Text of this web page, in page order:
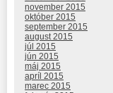
november 2015
október 2015
september 2015
august 2015
júl 2015
jún 2015
máj 2015
apríl 2015
marec 2015